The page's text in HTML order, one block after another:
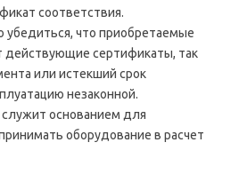
соответствия.
что приобретаемые
сертификаты, так
или истекший срок
незаконной.
основанием для
оборудование в расчет